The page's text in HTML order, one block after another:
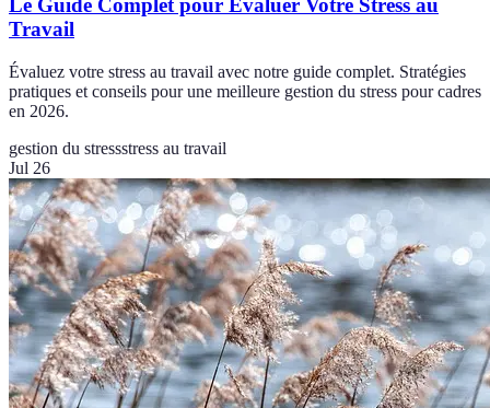
Le Guide Complet pour Évaluer Votre Stress au
Travail
Évaluez votre stress au travail avec notre guide complet. Stratégies
pratiques et conseils pour une meilleure gestion du stress pour cadres
en 2026.
gestion du stressstress au travail
Jul 26